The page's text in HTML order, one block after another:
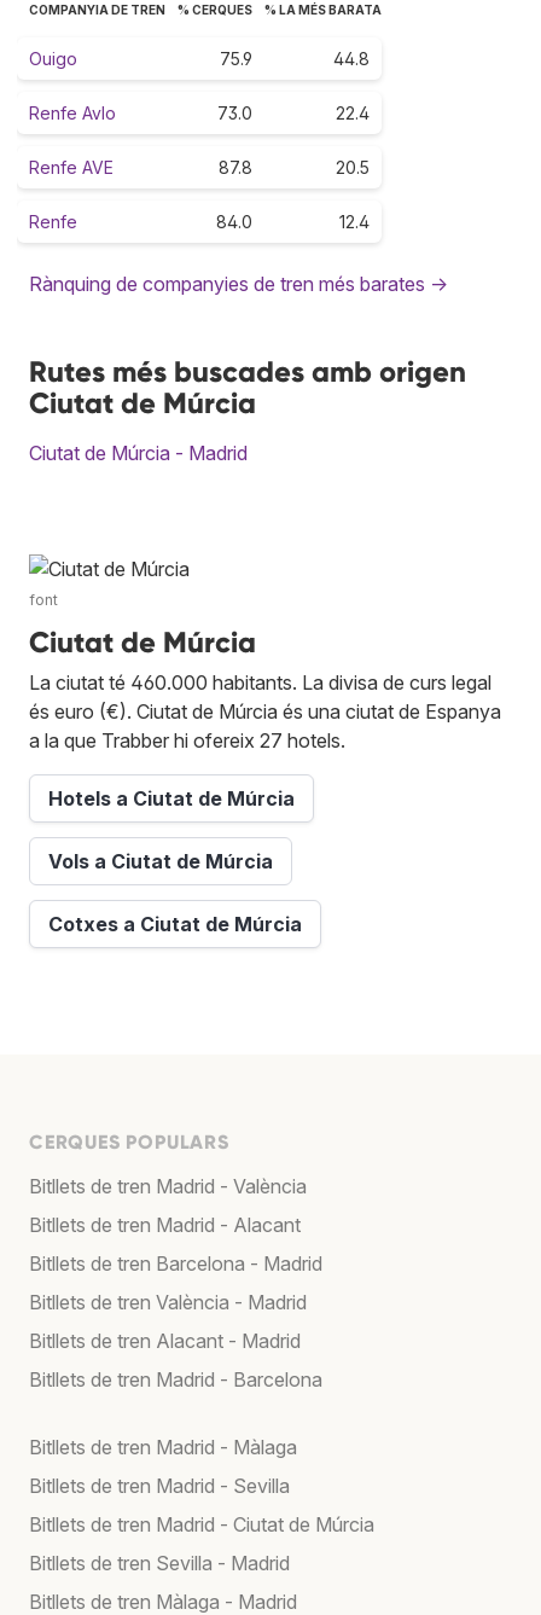
COMPANYIA DE TREN % CERQUES % LA MÉS BARATA
Ouigo 75.9 44.8
Renfe Avlo 73.0 22.4
Renfe AVE 87.8 20.5
Renfe 84.0 12.4
Rànquing de companyies de tren més barates →
Rutes més buscades amb origen
Ciutat de Múrcia
Ciutat de Múrcia - Madrid
font
Ciutat de Múrcia
La ciutat té 460.000 habitants. La divisa de curs legal
és euro (€). Ciutat de Múrcia és una ciutat de Espanya
a la que Trabber hi ofereix 27 hotels.
Hotels a Ciutat de Múrcia
Vols a Ciutat de Múrcia
Cotxes a Ciutat de Múrcia
CERQUES POPULARS
Bitllets de tren Madrid - València
Bitllets de tren Madrid - Alacant
Bitllets de tren Barcelona - Madrid
Bitllets de tren València - Madrid
Bitllets de tren Alacant - Madrid
Bitllets de tren Madrid - Barcelona
Bitllets de tren Madrid - Màlaga
Bitllets de tren Madrid - Sevilla
Bitllets de tren Madrid - Ciutat de Múrcia
Bitllets de tren Sevilla - Madrid
Bitllets de tren Màlaga - Madrid